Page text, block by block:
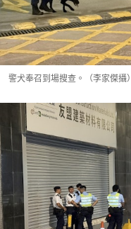
警犬奉召到場搜查。（李家傑攝）